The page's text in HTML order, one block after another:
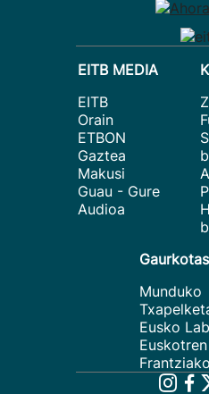
EITB MEDIA
EITB
Orain
ETBON
Gaztea
Makusi
Guau - Gure
Audioa
Munduko
Eusko